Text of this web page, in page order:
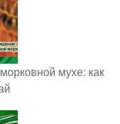
мухе: как